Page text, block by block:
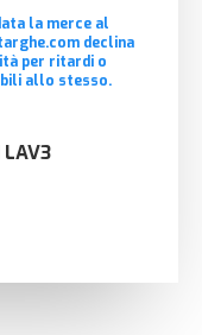
la merce al
declina
per ritardi o
allo stesso.
LAV3